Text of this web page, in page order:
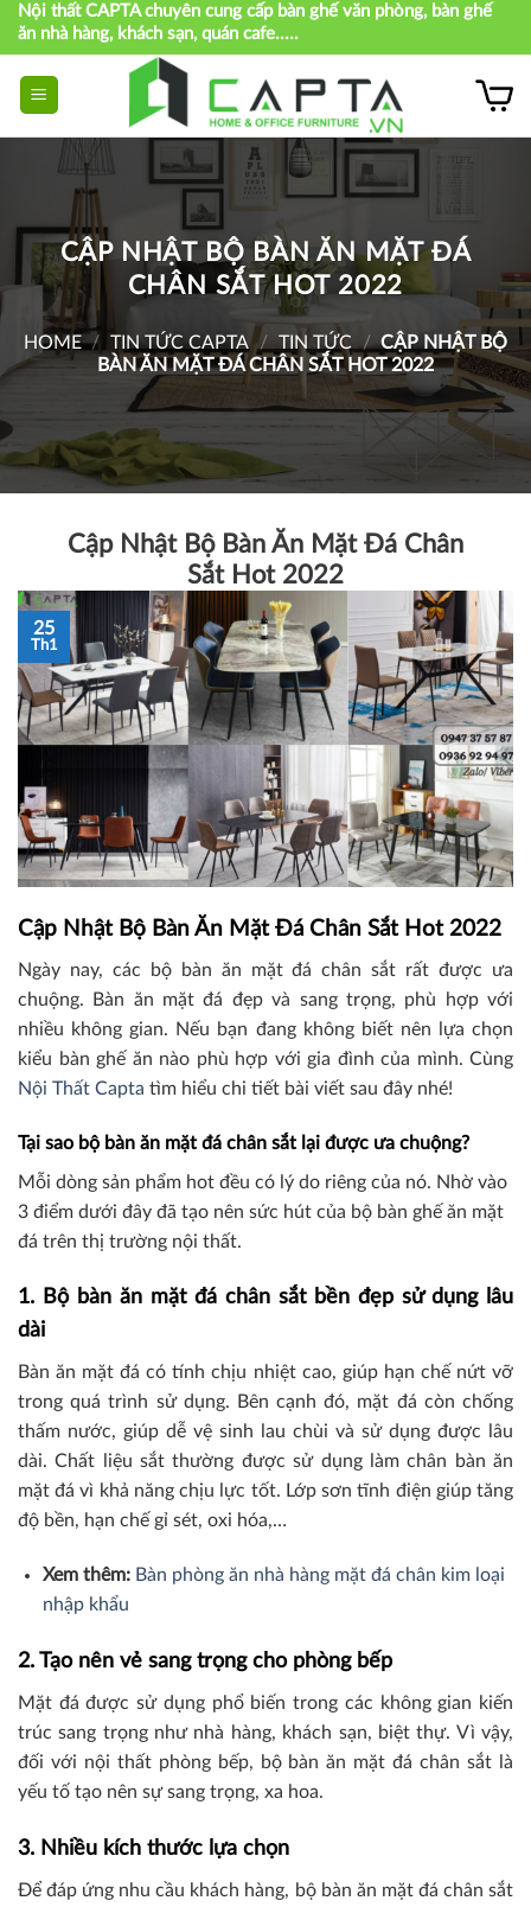
Skip
content
Nội thất CAPTA chuyên cung cấp bàn ghế văn phòng, bàn ghế
ăn nhà hàng, khách sạn, quán cafe.....
CẬP NHẬT BỘ BÀN ĂN MẶT ĐÁ
CHÂN SẮT HOT 2022
HOME / TIN TỨC CAPTA / TIN TỨC / CẬP NHẬT BỘ
BÀN ĂN MẶT ĐÁ CHÂN SẮT HOT 2022
Cập Nhật Bộ Bàn Ăn Mặt Đá Chân
Sắt Hot 2022
25
Th1
Cập Nhật Bộ Bàn Ăn Mặt Đá Chân Sắt Hot 2022
Ngày nay, các bộ bàn ăn mặt đá chân sắt rất được ưa
chuộng. Bàn ăn mặt đá đẹp và sang trọng, phù hợp với
nhiều không gian. Nếu bạn đang không biết nên lựa chọn
kiểu bàn ghế ăn nào phù hợp với gia đình của mình. Cùng
Nội Thất Capta tìm hiểu chi tiết bài viết sau đây nhé!
Tại sao bộ bàn ăn mặt đá chân sắt lại được ưa chuộng?
Mỗi dòng sản phẩm hot đều có lý do riêng của nó. Nhờ vào
3 điểm dưới đây đã tạo nên sức hút của bộ bàn ghế ăn mặt
đá trên thị trường nội thất.
1. Bộ bàn ăn mặt đá chân sắt bền đẹp sử dụng lâu
dài
Bàn ăn mặt đá có tính chịu nhiệt cao, giúp hạn chế nứt vỡ
trong quá trình sử dụng. Bên cạnh đó, mặt đá còn chống
thấm nước, giúp dễ vệ sinh lau chùi và sử dụng được lâu
dài. Chất liệu sắt thường được sử dụng làm chân bàn ăn
mặt đá vì khả năng chịu lực tốt. Lớp sơn tĩnh điện giúp tăng
độ bền, hạn chế gỉ sét, oxi hóa,…
Xem thêm: Bàn phòng ăn nhà hàng mặt đá chân kim loại
nhập khẩu
2. Tạo nên vẻ sang trọng cho phòng bếp
Mặt đá được sử dụng phổ biến trong các không gian kiến
trúc sang trọng như nhà hàng, khách sạn, biệt thự. Vì vậy,
đối với nội thất phòng bếp, bộ bàn ăn mặt đá chân sắt là
yếu tố tạo nên sự sang trọng, xa hoa.
3. Nhiều kích thước lựa chọn
Để đáp ứng nhu cầu khách hàng, bộ bàn ăn mặt đá chân sắt